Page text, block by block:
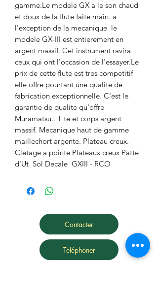
gamme.Le modele GX a le son chaud
et doux de la flute faite main. a
l'exception de la mecanique  le
modele GX-III est entierement en
argent massif. Cet instrument ravira
ceux qui ont l'occasion de l'essayer.Le
prix de cette flute est tres competitif
elle offre pourtant une qualite de
fabrication exceptionnelle. C'est le
garantie de qualite qu'offre
Muramatsu.. T te et corps argent
massif. Mecanique haut de gamme
maillechort argente. Plateau creux.
Cletage a pointe Plateaux creux Patte
d'Ut  Sol Decale  GXIII - RCO
Contacter
Teléphoner